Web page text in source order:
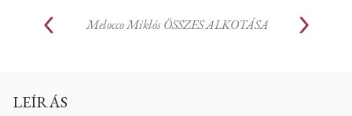
Melocco Miklós ÖSSZES ALKOTÁSA
LEÍRÁS